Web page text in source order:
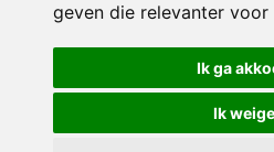
geven die relevanter voor
Ik ga
Ik
Crealisatie The